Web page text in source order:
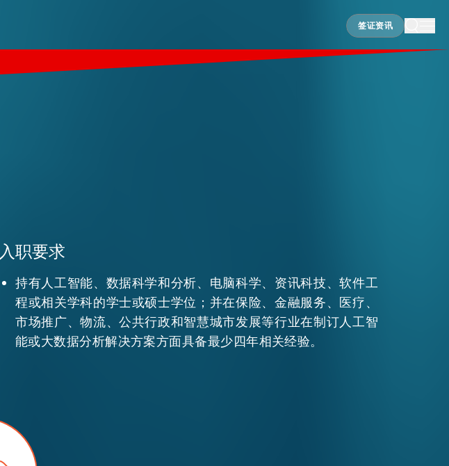
签证资讯
签证资讯
入职要求
持有人工智能、数据科学和分析、电脑科学、资讯科技、软件工
程或相关学科的学士或硕士学位；并在保险、金融服务、医疗、
市场推广、物流、公共行政和智慧城市发展等行业在制订人工智
能或大数据分析解决方案方面具备最少四年相关经验。